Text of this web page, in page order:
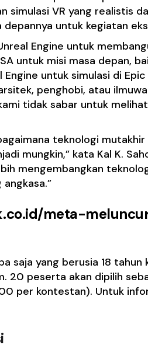
simulasi VR yang realistis
untuk kegiatan
Engine untuk
untuk misi masa depan,
untuk simulasi di
penghobi, atau
tidak sabar untuk
teknologi
mungkin,” kata Kal K.
mengembangkan
meta-
saja yang berusia 18
20 peserta akan dipilih
per kontestan). Untuk